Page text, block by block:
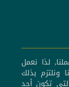
لذا نعمل
بذلك
تكون أحد